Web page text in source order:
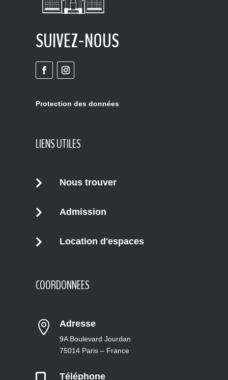
SUIVEZ-NOUS
Protection des données
LIENS UTILES
 Nous trouver
 Admission
 Location d'espaces
COORDONNEES
 Adresse
9A Boulevard Jourdan
75014 Paris – France
Téléphone